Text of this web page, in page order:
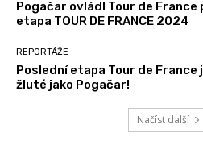
Pogačar ovládl Tour de
etapa TOUR DE FRANCE 2024
REPORTÁŽE
Poslední etapa Tour de
žluté jako Pogačar!
Načíst další